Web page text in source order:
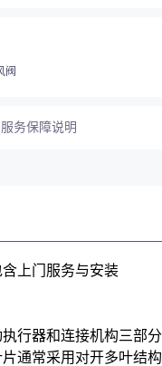
阀
服务保障说明
上门服务与安装
行器和连接机构三部
通常采用对开多叶结